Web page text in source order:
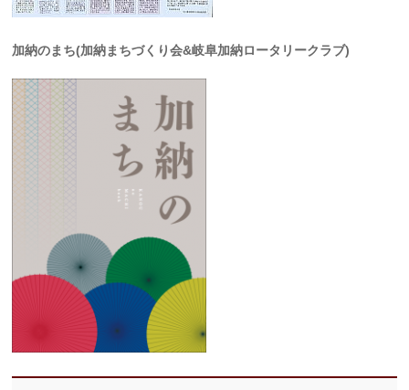
加納のまち(加納まちづくり会&岐阜加納ロータリークラブ)